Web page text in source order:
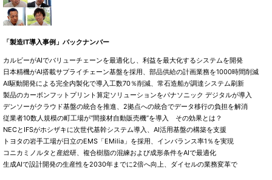
「製造IT導入事例」バックナンバー
カルビーがAIでバリューチェーンを最適化し、利益を最大化するシステムを開発
日本精機がAI搭載サプライチェーン基盤を採用、部品供給の計画業務を1000時間削減
AI駆動開発による完全内製化で導入工数70％削減、常石造船が調達システム刷新
製品のカーボンフットプリント算定ソリューションをパナソニック デジタルが導入
デンソーがクラウド基盤の統合を推進、2拠点への統合でデータ移行の負担を解消
従業者10数人規模の町工場が“間接材自動販売機”を導入 その効果とは？
NECとIFSがホシザキに次世代基幹システム導入、AI活用基盤の構築を支援
トヨタの岩手工場が日立のEMS「EMilia」を採用、インバランス率1％を実現
コニカミノルタと産総研、複合樹脂の混練および成形条件をAIで最適化
生成AIで設計開発の生産性を2030年までに2倍へ向上、ダイセルの業務変革で